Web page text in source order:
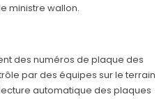
ministre wallon.
des numéros de plaque des
par des équipes sur le terrain
automatique des plaques